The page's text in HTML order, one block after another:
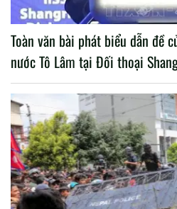
Toàn văn bài phát biểu dẫn đề
nước Tô Lâm tại Đối thoại